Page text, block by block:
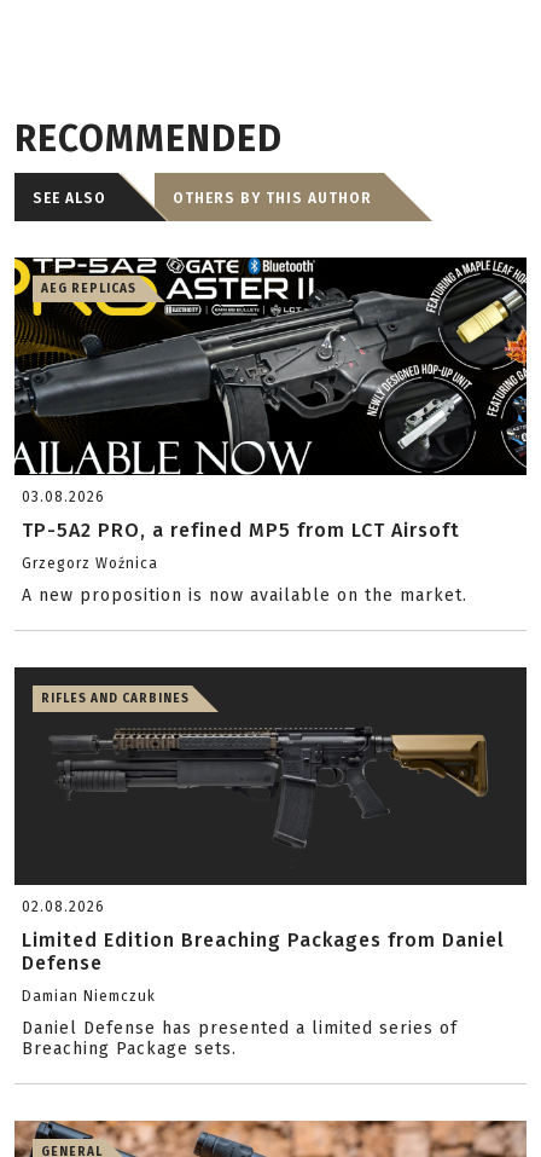
RECOMMENDED
SEE ALSO OTHERS BY THIS AUTHOR
AEG REPLICAS
03.08.2026
TP-5A2 PRO, a refined MP5 from LCT Airsoft
Grzegorz Woźnica
A new proposition is now available on the market.
RIFLES AND CARBINES
02.08.2026
Limited Edition Breaching Packages from Daniel
Defense
Damian Niemczuk
Daniel Defense has presented a limited series of
Breaching Package sets.
GENERAL